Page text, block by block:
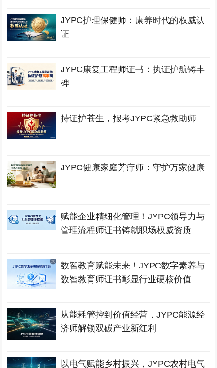
JYPC护理保健师：康养时代的权威认
证
JYPC康复工程师证书：执证护航铸丰
碑
持证护苍生，报考JYPC紧急救助师
JYPC健康家庭芳疗师：守护万家健康
赋能企业精细化管理！JYPC领导力与
管理流程师证书铸就职场权威资质
数智教育赋能未来！JYPC数字素养与
数智教育师证书彰显行业硬核价值
从能耗管控到价值经营，JYPC能源经
济师解锁双碳产业新红利
以电气赋能乡村振兴，JYPC农村电气